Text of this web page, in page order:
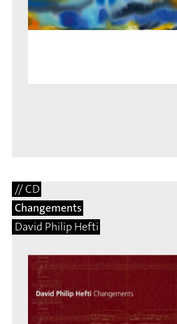
// CD
Changements
David Philip Hefti